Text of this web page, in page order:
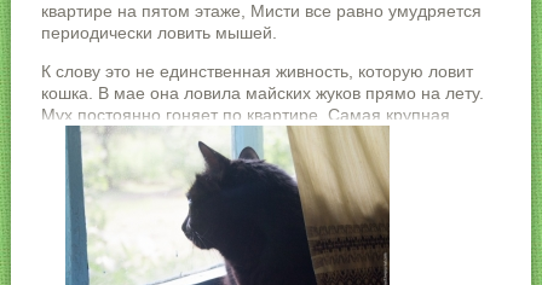
квартире на пятом этаже, Мисти все равно умудряется
периодически ловить мышей.
К слову это не единственная живность, которую ловит
кошка. В мае она ловила майских жуков прямо на лету.
Мух постоянно гоняет по квартире. Самая крупная
добыча - ласточка. А вот однажды голубь залетел в дом,
пока нас не было, так кошка к нему не притронулась.
Думаю, слишком большой был - строашно ))